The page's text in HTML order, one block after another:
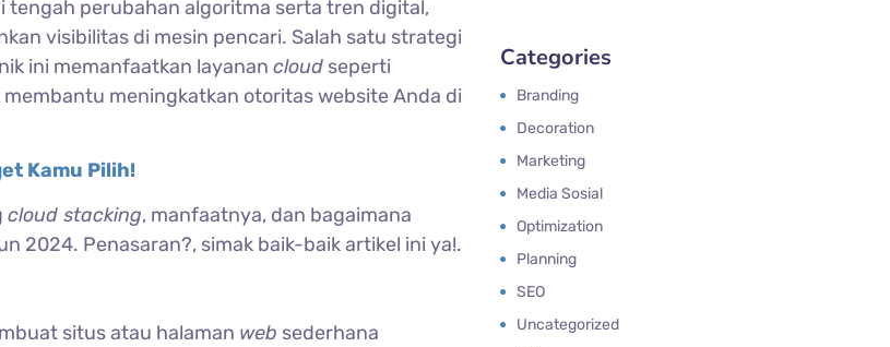
tengah perubahan algoritma serta tren digital,
visibilitas di mesin pencari. Salah satu strategi
ini memanfaatkan layanan cloud seperti
meningkatkan otoritas website Anda di
Kamu Pilih!
cloud stacking, manfaatnya, dan bagaimana
2024. Penasaran?, simak baik-baik artikel ini ya!.
situs atau halaman web sederhana
Categories
Branding
Decoration
Marketing
Media Sosial
Optimization
Planning
SEO
Uncategorized